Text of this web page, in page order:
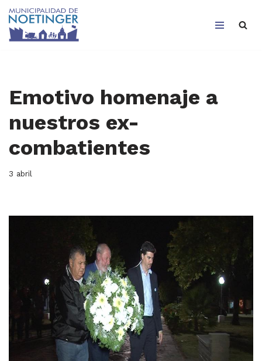
Saltar
Emotivo homenaje a
nuestros ex-
combatientes
3 abril